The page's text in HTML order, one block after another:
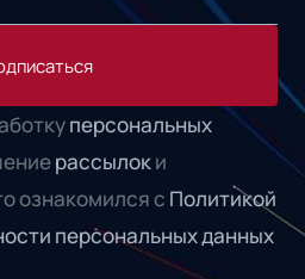
персональных
рассылоки
ознакомился с Политикой
персональных данных